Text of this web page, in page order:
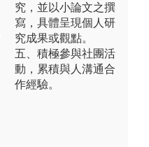
究，並以小論文之撰
寫，具體呈現個人研
究成果或觀點。
五、積極參與社團活
動，累積與人溝通合
作經驗。